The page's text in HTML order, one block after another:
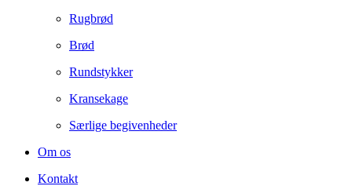
Rugbrød
Brød
Rundstykker
Kransekage
Særlige begivenheder
Om os
Kontakt